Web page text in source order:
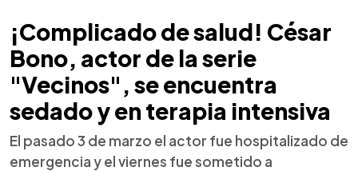
¡Complicado de salud! César
Bono, actor de la serie
"Vecinos", se encuentra
sedado y en terapia intensiva
El pasado 3 de marzo el actor fue hospitalizado de
emergencia y el viernes fue sometido a